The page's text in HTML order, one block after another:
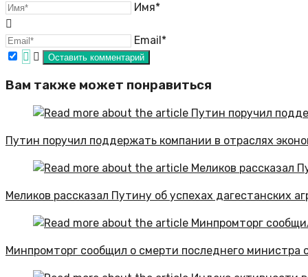
Имя*
Email*
Вам также может понравиться
Путин поручил поддержать компании в отраслях
Меликов рассказал Путину об успехах дагестанских
Минпромторг сообщил о смерти последнего